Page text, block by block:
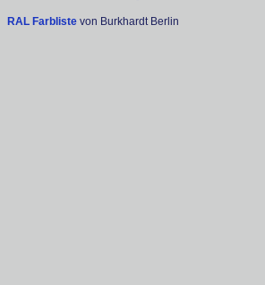
RAL Farbliste von Burkhardt Berlin